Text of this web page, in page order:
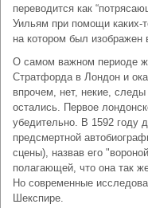
переводится как
Уильям при помощи каких-
на котором был изображен
О самом важном периоде
Стратфорда в Лондон и
впрочем, нет, некие,
остались. Первое
убедительно. В 1592 году
предсмертной
сцены), назвав его
полагающей, что она так
Но современные
Шекспире.